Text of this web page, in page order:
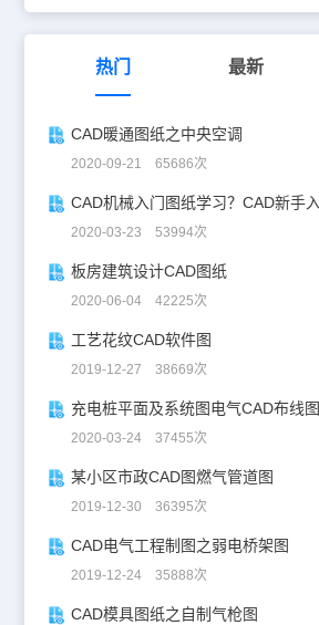
热门 最新
CAD暖通图纸之中央空调
2020-09-21 65686次
2020-03-23 53994次
板房建筑设计CAD图纸
2020-06-04 42225次
工艺花纹CAD软件图
2019-12-27 38669次
充电桩平面及系统图电气CAD布线图
2020-03-24 37455次
某小区市政CAD图燃气管道图
2019-12-30 36395次
CAD电气工程制图之弱电桥架图
2019-12-24 35888次
CAD模具图纸之自制气枪图